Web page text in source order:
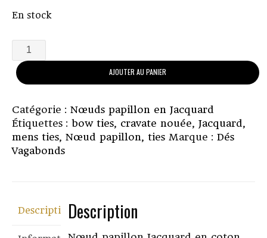
En stock
quantité
de
Nœud
papillon
Jacquard
modèle
Gabriel
AJOUTER AU PANIER
Catégorie : Nœuds papillon en Jacquard
Étiquettes : bow ties, cravate nouée, Jacquard,
mens ties, Nœud papillon, ties Marque : Dés
Vagabonds
DescriptionDescription